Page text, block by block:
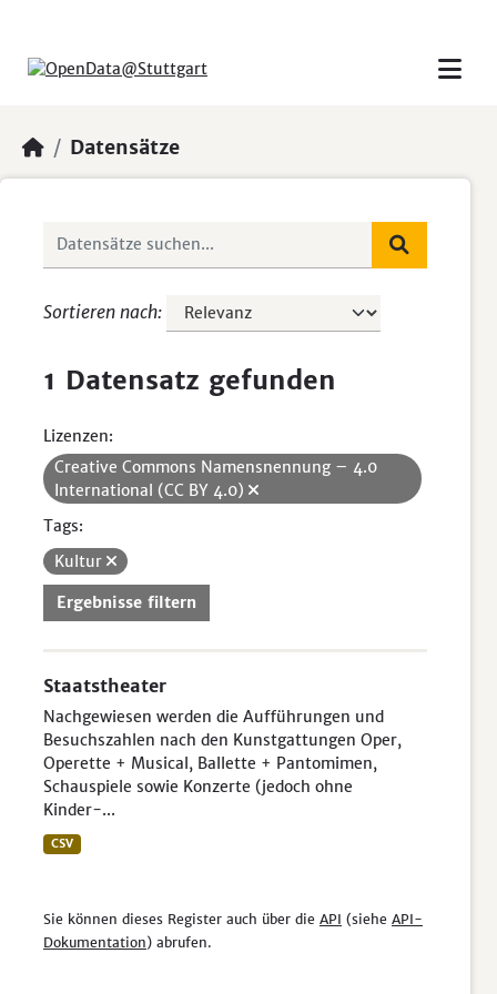
Datensätze
Sortieren nach
1 Datensatz gefunden
Lizenzen:
Creative Commons Namensnennung – 4.0
International (CC BY 4.0)
Tags:
Kultur
Ergebnisse filtern
Staatstheater
Nachgewiesen werden die Aufführungen und
Besuchszahlen nach den Kunstgattungen Oper,
Operette + Musical, Ballette + Pantomimen,
Schauspiele sowie Konzerte (jedoch ohne
Kinder-...
CSV
Sie können dieses Register auch über die API (siehe API-
Dokumentation) abrufen.